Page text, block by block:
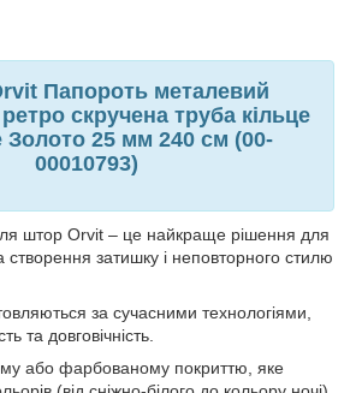
Папороть металевий
скручена труба кільце
Золото 25 мм 240 см (00-
00010793)
штор Orvit – це найкраще рішення для
створення затишку і неповторного стилю
за сучасними технологіями,
та довговічність.
або фарбованому покриттю, яке